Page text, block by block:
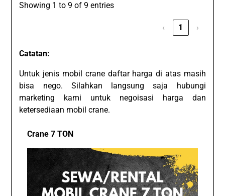
Showing 1 to 9 of 9 entries
‹ 1 ›
Catatan:
Untuk jenis mobil crane daftar harga di atas masih
bisa nego. Silahkan langsung saja hubungi
marketing kami untuk negoisasi harga dan
ketersediaan mobil crane.
Crane 7 TON